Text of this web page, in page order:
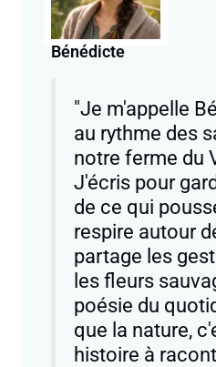
Bénédicte
"Je m'appelle
au rythme des
notre ferme du
J'écris pour
de ce qui
respire autour
partage les
les fleurs
poésie du
que la nature,
histoire à